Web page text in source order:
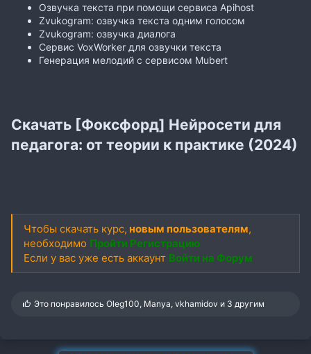
Озвучка текста при помощи сервиса Apihost
Zvukogram: озвучка текста одним голосом
Zvukogram: озвучка диалога
Сервис VoxWorker для озвучки текста
Генерация мелодий с сервисом Mubert
Скачать [Фоксфорд] Нейросети для
педагога: от теории к практике (2024)
Чтобы скачать курс, новым пользователям,
необходимо Пройти Регистрацию
Если у вас уже есть аккаунт Войти на Форум
С
Это понравилосьOleg100, Manya,vkhamidov и 3 другим